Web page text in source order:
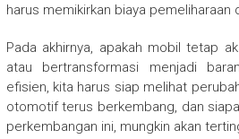
harus memikirkan biaya pemeliharaan
Pada akhirnya, apakah mobil tetap
atau bertransformasi menjadi
efisien, kita harus siap melihat
otomotif terus berkembang, dan
perkembangan ini, mungkin akan